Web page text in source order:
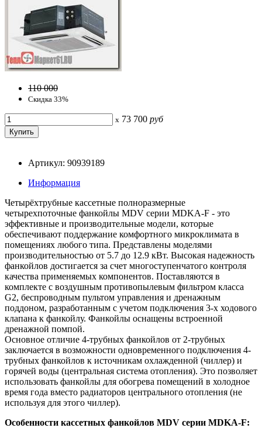
110 000
Скидка 33%
x 73 700 руб
Артикул: 90939189
Информация
Четырёхтрубные кассетные полноразмерные
четырехпоточные фанкойлы MDV серии MDKA-F - это
эффективные и производительные модели, которые
обеспечивают поддержание комфортного микроклимата в
помещениях любого типа. Представлены моделями
производительностью от 5.7 до 12.9 кВт. Высокая надежность
фанкойлов достигается за счет многоступенчатого контроля
качества применяемых компонентов. Поставляются в
комплекте с воздушным противопылевым фильтром класса
G2, беспроводным пультом управления и дренажным
поддоном, разработанным с учетом подключения 3-х ходового
клапана к фанкойлу. Фанкойлы оснащены встроенной
дренажной помпой.
Основное отличие 4-трубных фанкойлов от 2-трубных
заключается в возможности одновременного подключения 4-
трубных фанкойлов к источникам охлажденной (чиллер) и
горячей воды (центральная система отопления). Это позволяет
использовать фанкойлы для обогрева помещений в холодное
время года вместо радиаторов центрального отопления (не
используя для этого чиллер).
Особенности кассетных фанкойлов MDV серии MDKA-F: